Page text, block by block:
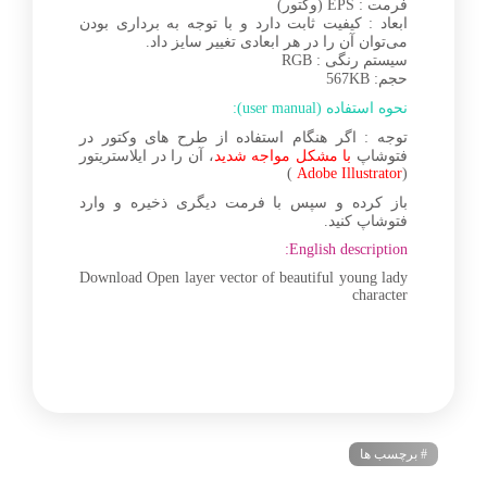
فرمت : EPS (وکتور)
ابعاد : کیفیت ثابت دارد و با توجه به برداری بودن
می‌توان آن را در هر ابعادی تغییر سایز داد.
سیستم رنگی : RGB
حجم: 567KB
نحوه استفاده (user manual):
توجه : اگر هنگام استفاده از طرح های وکتور در
فتوشاپ با مشکل مواجه شدید، آن را در ایلاستریتور
(
Adobe Illustrator
)
باز کرده و سپس با فرمت دیگری ذخیره و وارد
فتوشاپ کنید.
English description:
Download Open layer vector of beautiful young lady
character
# برچسب ها